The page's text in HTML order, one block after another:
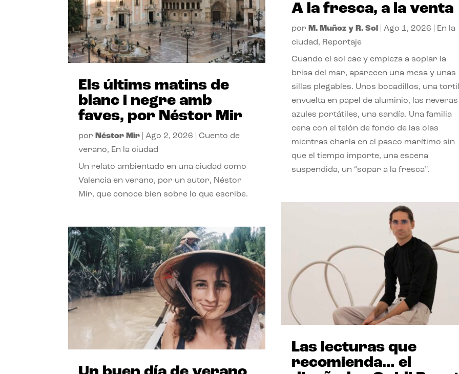
Els últims matins de
blanc i negre amb
faves, por Néstor Mir
por Néstor Mir |Ago 2, 2026 |Cuento de
verano, En la ciudad
Un relato ambientado en una ciudad como
Valencia en verano, por un autor, Néstor
Mir, que conoce bien sobre lo que escribe.
A la fresca, a la venta
por M. Muñoz y R. Sol Ago 1, 2026
En la
ciudad, Reportaje
Cuando el sol cae y empieza a soplar la
brisa del mar, aparecen una mesa y unas
sillas plegables. Unos bocadillos, una
envuelta en papel de aluminio, las neveras
azules portátiles, una sandía. Una familia
cena con el telón de fondo de las olas
mientras charla en el paseo marítimo sin
que el tiempo importe, una escena
suspendida, un “sopar a la fresca”.
Las lecturas que
recomienda… el